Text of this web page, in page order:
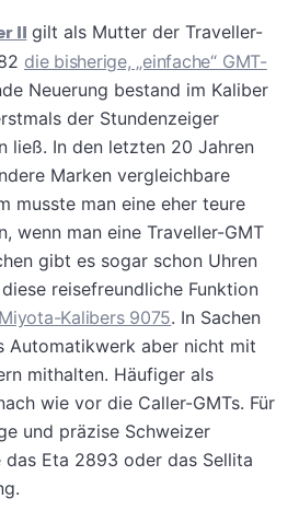
II gilt als Mutter der Traveller-
die bisherige, „einfache“ GMT-
Neuerung bestand im Kaliber
der Stundenzeiger
ließ. In den letzten 20 Jahren
Marken vergleichbare
musste man eine eher teure
wenn man eine Traveller-GMT
gibt es sogar schon Uhren
reisefreundliche Funktion
Miyota-Kalibers 9075. In Sachen
Automatikwerk aber nicht mit
mithalten. Häufiger als
wie vor die Caller-GMTs. Für
und präzise Schweizer
Eta 2893 oder das Sellita